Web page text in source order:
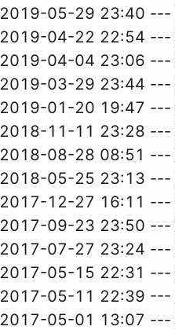
2019-05-29 23:40 ---
2019-04-22 22:54 ---
2019-04-04 23:06 ---
2019-03-29 23:44 ---
2019-01-20 19:47 ---
2018-11-11 23:28 ---
2018-08-28 08:51 ---
2018-05-25 23:13 ---
2017-12-27 16:11 ---
2017-09-23 23:50 ---
2017-07-27 23:24 ---
2017-05-15 22:31 ---
2017-05-11 22:39 ---
2017-05-01 13:07 ---